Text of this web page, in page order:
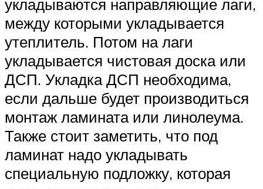
укладываются направляющие лаги,
между которыми укладывается
утеплитель. Потом на лаги
укладывается чистовая доска или
ДСП. Укладка ДСП необходима,
если дальше будет производиться
монтаж ламината или линолеума.
Также стоит заметить, что под
ламинат надо укладывать
специальную подложку, которая